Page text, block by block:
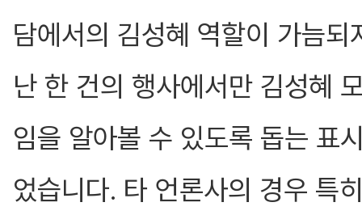
담에서의 김성혜 역할이 가늠
난 한 건의 행사에서만 김성혜
임을 알아볼 수 있도록 돕는 표
었습니다. 타 언론사의 경우 특